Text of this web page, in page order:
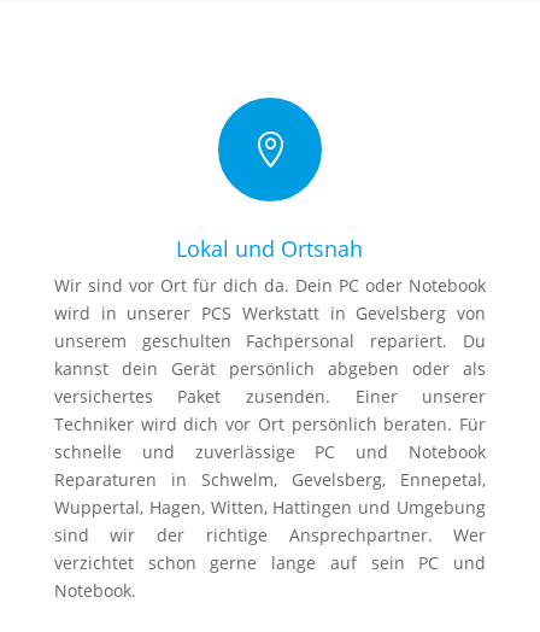

Lokal und Ortsnah
Wir sind vor Ort für dich da. Dein PC oder Notebook
wird in unserer PCS Werkstatt in Gevelsberg von
unserem geschulten Fachpersonal repariert. Du
kannst dein Gerät persönlich abgeben oder als
versichertes Paket zusenden. Einer unserer
Techniker wird dich vor Ort persönlich beraten. Für
schnelle und zuverlässige PC und Notebook
Reparaturen in Schwelm, Gevelsberg, Ennepetal,
Wuppertal, Hagen, Witten, Hattingen und Umgebung
sind wir der richtige Ansprechpartner. Wer
verzichtet schon gerne lange auf sein PC und
Notebook.